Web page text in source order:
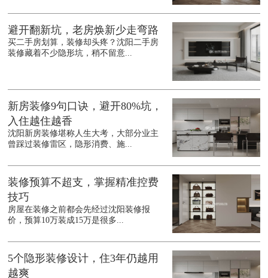
避开翻新坑，老房焕新少走弯路
买二手房划算，装修却头疼？沈阳二手房
装修藏着不少隐形坑，稍不留意...
新房装修9句口诀，避开80%坑，
入住越住越香
沈阳新房装修堪称人生大考，大部分业主
曾踩过装修雷区，隐形消费、施...
装修预算不超支，掌握精准控费
技巧
房屋在装修之前都会先经过沈阳装修报
价，预算10万装成15万是很多...
5个隐形装修设计，住3年仍越用
越爽